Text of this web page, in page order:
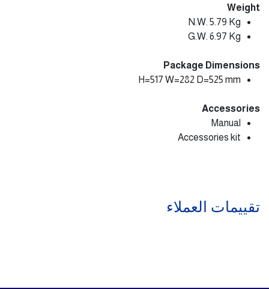
Weight
N.W. 5.79 Kg
G.W. 6.97 Kg
Package Dimensions
H=517 W=282 D=525 mm
Accessories
Manual
Accessories kit
تقييمات العملاء